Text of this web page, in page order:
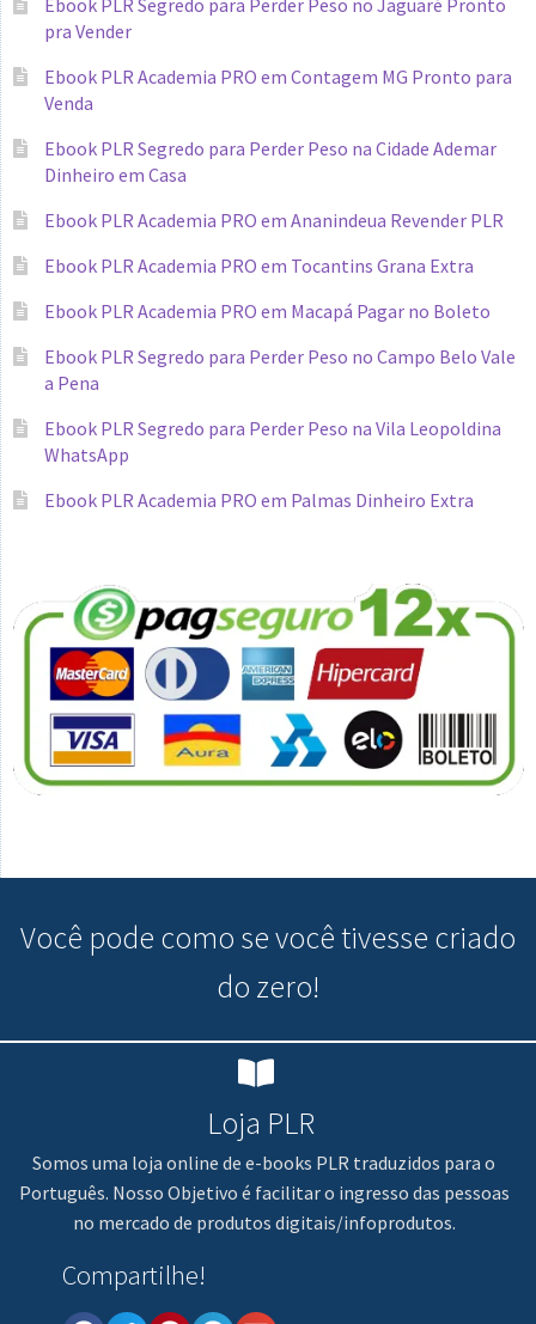
pra Vender
Ebook PLR Academia PRO em Contagem MG Pronto para
Venda
Ebook PLR Segredo para Perder Peso na Cidade Ademar
Dinheiro em Casa
Ebook PLR Academia PRO em Ananindeua Revender PLR
Ebook PLR Academia PRO em Tocantins Grana Extra
Ebook PLR Academia PRO em Macapá Pagar no Boleto
Ebook PLR Segredo para Perder Peso no Campo Belo Vale
a Pena
Ebook PLR Segredo para Perder Peso na Vila Leopoldina
WhatsApp
Ebook PLR Academia PRO em Palmas Dinheiro Extra
Você pode como se você tivesse criado
do zero!
Loja PLR
Somos uma loja online de e-books PLR traduzidos para o
Português. Nosso Objetivo é facilitar o ingresso das pessoas
no mercado de produtos digitais/infoprodutos.
Compartilhe!